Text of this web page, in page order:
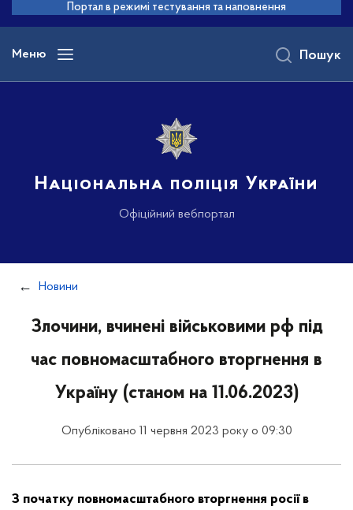
основного
вмісту
Портал в режимі тестування та наповнення
Меню
Національна поліція України
Офіційний вебпортал
Пошук
Новини
Злочини, вчинені військовими рф під
час повномасштабного вторгнення в
Україну (станом на 11.06.2023)
Опубліковано 11 червня 2023 року о 09:30
З початку повномасштабного вторгнення росії в